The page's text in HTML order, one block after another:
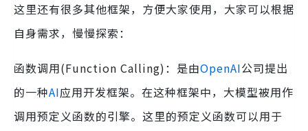
这里还有很多其他框架，方便大家使用，大家可以根据
自身需求，慢慢探索：
函数调用(Function Calling)：是由OpenAI公司提出
的一种AI应用开发框架。在这种框架中，大模型被用作
调用预定义函数的引擎。这里的预定义函数可以用于